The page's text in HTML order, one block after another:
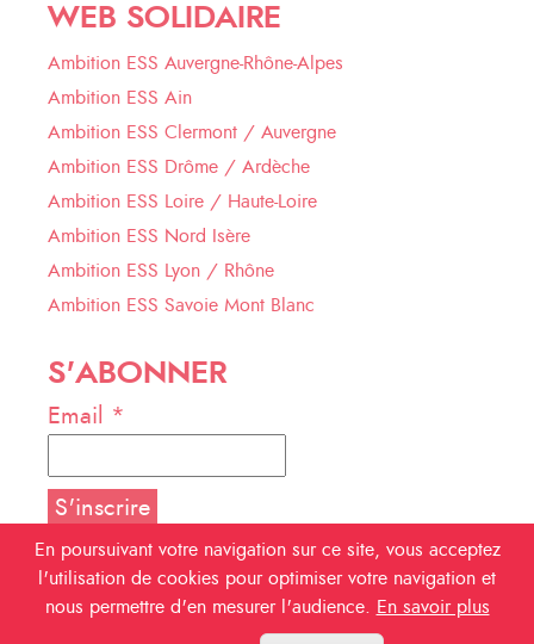
WEB SOLIDAIRE
Ambition ESS Auvergne-Rhône-Alpes
Ambition ESS Ain
Ambition ESS Clermont / Auvergne
Ambition ESS Drôme / Ardèche
Ambition ESS Loire / Haute-Loire
Ambition ESS Nord Isère
Ambition ESS Lyon / Rhône
Ambition ESS Savoie Mont Blanc
S'ABONNER
Email *
NOUS SUIVRE
En poursuivant votre navigation sur ce site, vous acceptez
l'utilisation de cookies pour optimiser votre navigation et
nous permettre d'en mesurer l'audience.
En savoir plus